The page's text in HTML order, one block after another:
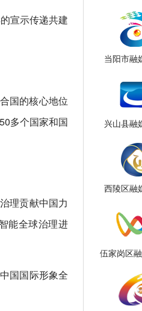
宣示传递共建
国的核心地位
多个国家和国
理贡献中国力
能全球治理进
国国际形象全
当阳市融
兴山县融
西陵区融
伍家岗区